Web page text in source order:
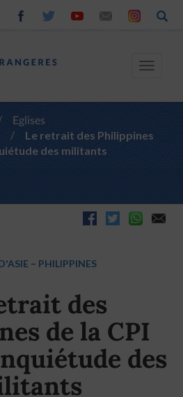
Toggle
Eglises
/
Le retrait des Philippines
des militants
– PHILIPPINES
des
de la CPI
des